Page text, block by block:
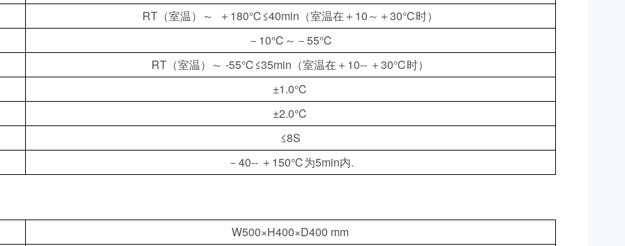
RT（室温）～ ＋180℃≤40min（室温在＋10～＋30℃时）
－10℃～－55℃
RT（室温）～ -55℃≤35min（室温在＋10-- ＋30℃时）
±1.0℃
±2.0℃
≤8S
－40-- ＋150℃为5min内.
W500×H400×D400 mm